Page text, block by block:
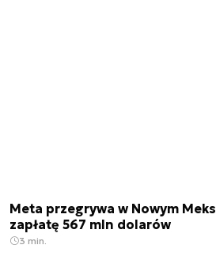
Meta przegrywa w Nowym
zapłatę 567 mln dolarów
3 min.